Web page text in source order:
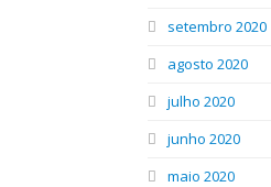
setembro 2020
agosto 2020
julho 2020
junho 2020
maio 2020